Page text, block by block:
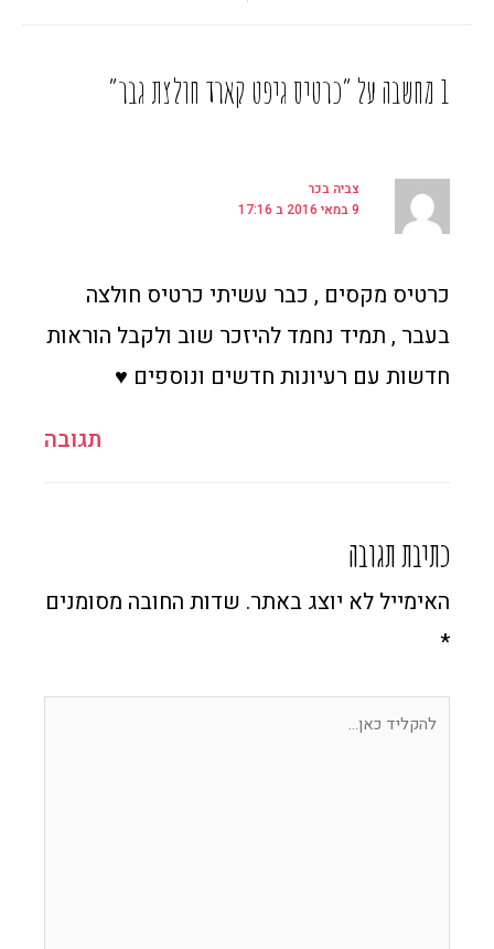
1 מחשבה על “כרטיס גיפט קארד חולצת גבר”
צביה בכר
9 במאי 2016 ב 17:16
כרטיס מקסים , כבר עשיתי כרטיס חולצה
בעבר , תמיד נחמד להיזכר שוב ולקבל הוראות
חדשות עם רעיונות חדשים ונוספים ♥
תגובה
כתיבת תגובה
האימייל לא יוצג באתר. שדות החובה מסומנים
*
להקליד